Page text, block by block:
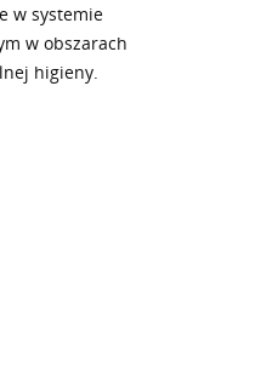
w systemie
w obszarach
higieny.